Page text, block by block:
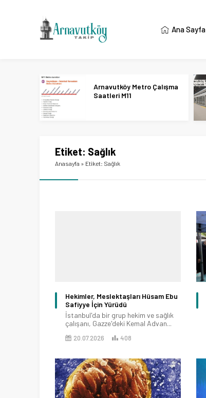
Ana Sayfa
Arnavutköy Metro Çalışma
Saatleri M11
Etiket: Sağlık
Anasayfa » Etiket: Sağlık
Hekimler, Meslektaşları Hüsam Ebu
Safiyye İçin Yürüdü
İstanbul'da bir grup hekim ve sağlık
çalışanı, Gazze'deki Kemal Advan...
20.07.2026 408